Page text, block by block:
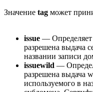
Значение tag может
issue — Определяет
разрешена выдача
названии записи
issuewild —
разрешена выдача
используемого в